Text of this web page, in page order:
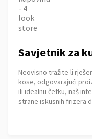
Savjetnik za
Neovisno tražite li
kose, odgovarajući
ili idealnu četku, naš
strane iskusnih frizera